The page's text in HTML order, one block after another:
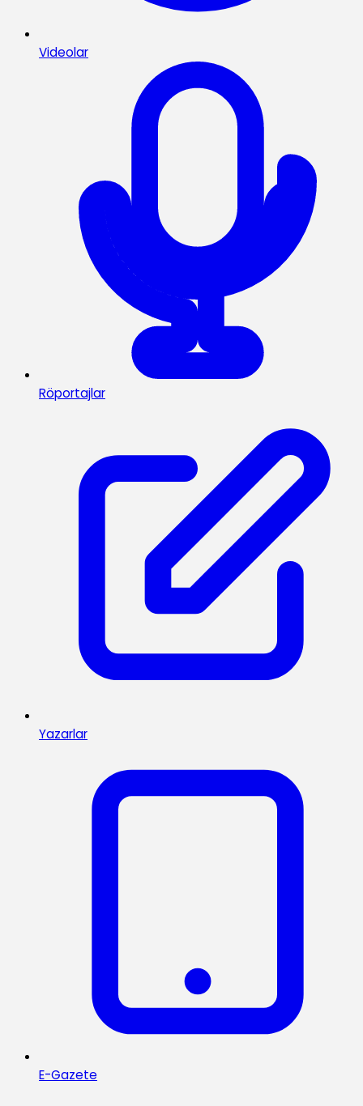
Videolar
Röportajlar
Yazarlar
E-Gazete